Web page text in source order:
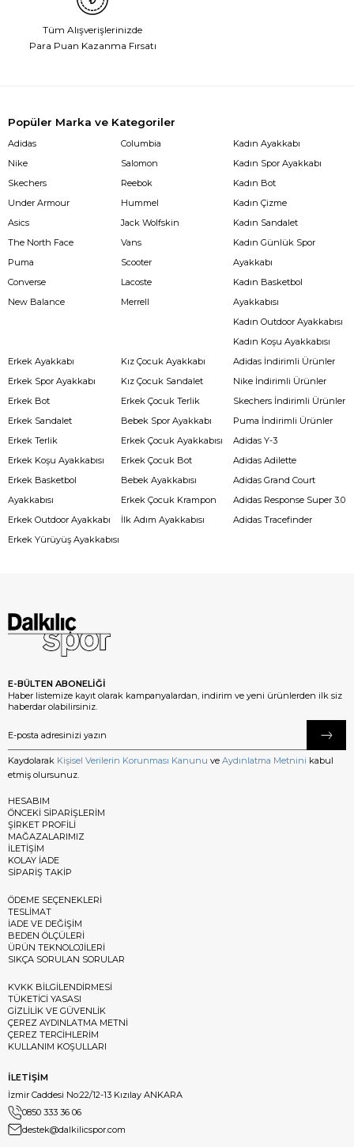
Tüm Alışverişlerinizde
Para Puan Kazanma Fırsatı
Popüler Marka ve Kategoriler
Adidas
Nike
Skechers
Under Armour
Asics
The North Face
Puma
Converse
New Balance
Columbia
Salomon
Reebok
Hummel
Jack Wolfskin
Vans
Scooter
Lacoste
Merrell
Kadın Ayakkabı
Kadın Spor Ayakkabı
Kadın Bot
Kadın Çizme
Kadın Sandalet
Kadın Günlük Spor
Ayakkabı
Kadın Basketbol
Ayakkabısı
Kadın Outdoor Ayakkabısı
Kadın Koşu Ayakkabısı
Erkek Ayakkabı
Erkek Spor Ayakkabı
Erkek Bot
Erkek Sandalet
Erkek Terlik
Erkek Koşu Ayakkabısı
Erkek Basketbol
Ayakkabısı
Erkek Outdoor Ayakkabı
Erkek Yürüyüş Ayakkabısı
Kız Çocuk Ayakkabı
Kız Çocuk Sandalet
Erkek Çocuk Terlik
Bebek Spor Ayakkabı
Erkek Çocuk Ayakkabısı
Erkek Çocuk Bot
Bebek Ayakkabısı
Erkek Çocuk Krampon
İlk Adım Ayakkabısı
Adidas İndirimli Ürünler
Nike İndirimli Ürünler
Skechers İndirimli Ürünler
Puma İndirimli Ürünler
Adidas Y-3
Adidas Adilette
Adidas Grand Court
Adidas Response Super 3.0
Adidas Tracefinder
E-BÜLTEN ABONELİĞİ
Haber listemize kayıt olarak kampanyalardan, indirim ve yeni ürünlerden ilk siz
haberdar olabilirsiniz.
Kaydolarak Kişisel Verilerin Korunması Kanunu ve Aydınlatma Metnini kabul
etmiş olursunuz.
HESABIM
ÖNCEKİ SİPARİŞLERİM
ŞİRKET PROFİLİ
MAĞAZALARIMIZ
İLETİŞİM
KOLAY İADE
SİPARİŞ TAKİP
ÖDEME SEÇENEKLERİ
TESLİMAT
İADE VE DEĞİŞİM
BEDEN ÖLÇÜLERİ
ÜRÜN TEKNOLOJİLERİ
SIKÇA SORULAN SORULAR
KVKK BİLGİLENDİRMESİ
TÜKETİCİ YASASI
GİZLİLİK VE GÜVENLİK
ÇEREZ AYDINLATMA METNİ
ÇEREZ TERCİHLERİM
KULLANIM KOŞULLARI
İLETİŞİM
İzmir Caddesi No:22/12-13 Kızılay ANKARA
0850 333 36 06
destek@dalkilicspor.com